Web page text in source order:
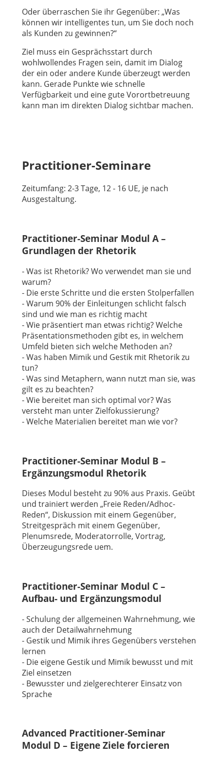
Oder überraschen Sie ihr Gegenüber: „Was
können wir intelligentes tun, um Sie doch noch
als Kunden zu gewinnen?“
Ziel muss ein Gesprächsstart durch
wohlwollendes Fragen sein, damit im Dialog
der ein oder andere Kunde überzeugt werden
kann. Gerade Punkte wie schnelle
Verfügbarkeit und eine gute Vorortbetreuung
kann man im direkten Dialog sichtbar machen.
Practitioner-Seminare
Zeitumfang: 2-3 Tage, 12 - 16 UE, je nach
Ausgestaltung.
Practitioner-Seminar Modul A –
Grundlagen der Rhetorik
- Was ist Rhetorik? Wo verwendet man sie und
warum?
- Die erste Schritte und die ersten Stolperfallen
- Warum 90% der Einleitungen schlicht falsch
sind und wie man es richtig macht
- Wie präsentiert man etwas richtig? Welche
Präsentationsmethoden gibt es, in welchem
Umfeld bieten sich welche Methoden an?
- Was haben Mimik und Gestik mit Rhetorik zu
tun?
- Was sind Metaphern, wann nutzt man sie, was
gilt es zu beachten?
- Wie bereitet man sich optimal vor? Was
versteht man unter Zielfokussierung?
- Welche Materialien bereitet man wie vor?
Practitioner-Seminar Modul B –
Ergänzungsmodul Rhetorik
Dieses Modul besteht zu 90% aus Praxis. Geübt
und trainiert werden „Freie Reden/Adhoc-
Reden“, Diskussion mit einem Gegenüber,
Streitgespräch mit einem Gegenüber,
Plenumsrede, Moderatorrolle, Vortrag,
Überzeugungsrede uem.
Practitioner-Seminar Modul C –
Aufbau- und Ergänzungsmodul
- Schulung der allgemeinen Wahrnehmung, wie
auch der Detailwahrnehmung
- Gestik und Mimik ihres Gegenübers verstehen
lernen
- Die eigene Gestik und Mimik bewusst und mit
Ziel einsetzen
- Bewusster und zielgerechterer Einsatz von
Sprache
Advanced Practitioner-Seminar
Modul D – Eigene Ziele forcieren